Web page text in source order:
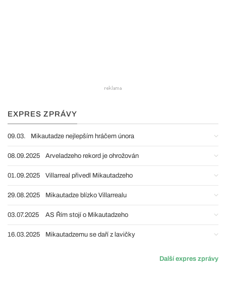
EXPRES ZPRÁVY
09.03. Mikautadze nejlepším hráčem února
08.09.2025 Arveladzeho rekord je ohrožován
01.09.2025 Villarreal přivedl Mikautadzeho
29.08.2025 Mikautadze blízko Villarrealu
03.07.2025 AS Řím stojí o Mikautadzeho
16.03.2025 Mikautadzemu se daří z lavičky
Další expres zprávy